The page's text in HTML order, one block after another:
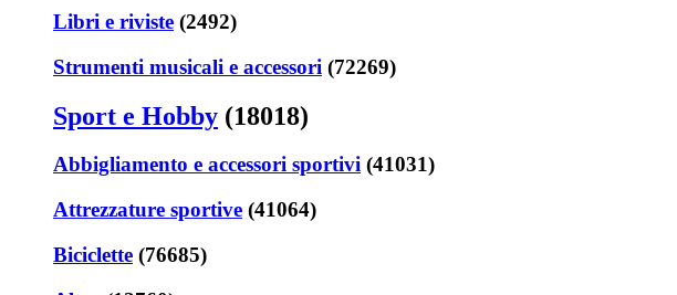
Libri e riviste (2492)
Strumenti musicali e accessori (72269)
Sport e Hobby (18018)
Abbigliamento e accessori sportivi (41031)
Attrezzature sportive (41064)
Biciclette (76685)